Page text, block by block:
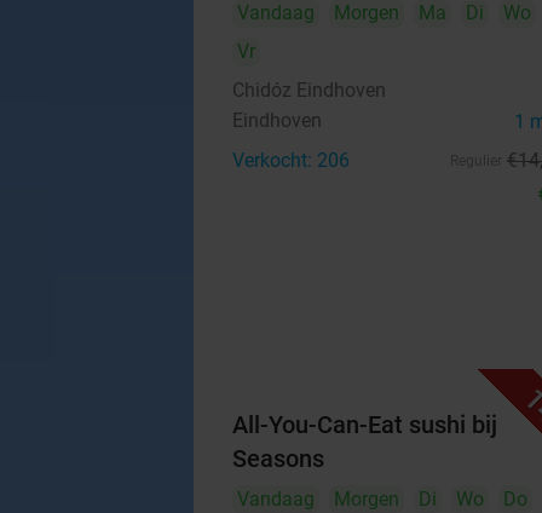
Vandaag Morgen Ma Di Wo
Vr
Chidóz Eindhoven
Eindhoven 1
Verkocht: 206 €14
All-You-Can-Eat sushi bij
Seasons
Vandaag Morgen Di Wo Do